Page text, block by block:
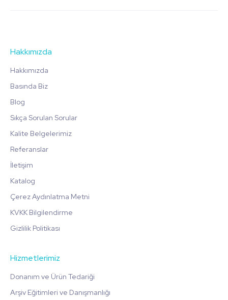
Hakkımızda
Hakkımızda
Basında Biz
Blog
Sıkça Sorulan Sorular
Kalite Belgelerimiz
Referanslar
İletişim
Katalog
Çerez Aydınlatma Metni
KVKK Bilgilendirme
Gizlilik Politikası
Hizmetlerimiz
Donanım ve Ürün Tedariği
Arşiv Eğitimleri ve Danışmanlığı